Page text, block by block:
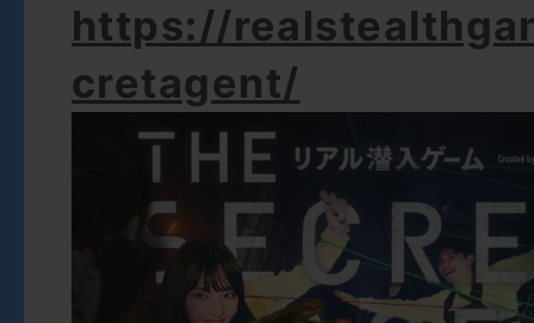
https://
cretagent/